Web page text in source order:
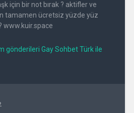
için bir not bırak ? aktifler ve
tamamen ücretsiz yüzde yüz
www.kuir.space
gönderileri Gay Sohbet Türk ile